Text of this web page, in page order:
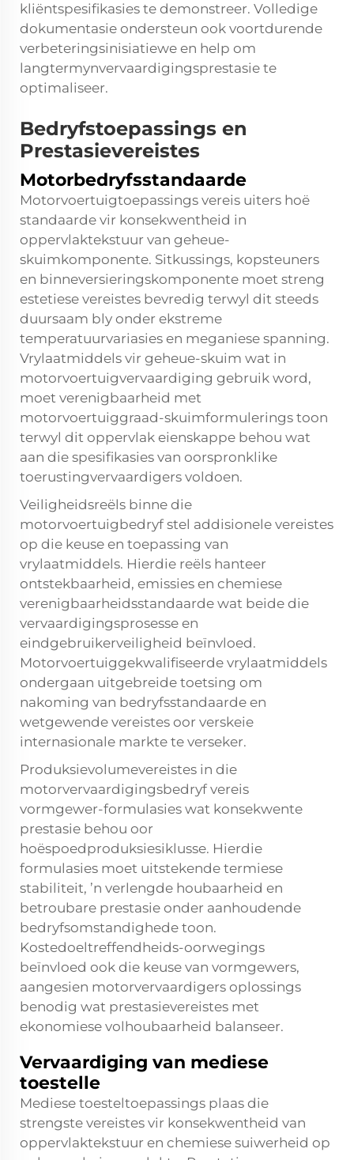
kliëntspesifikasies te demonstreer. Volledige
dokumentasie ondersteun ook voortdurende
verbeteringsinisiatiewe en help om
langtermynvervaardigingsprestasie te
optimaliseer.
Bedryfstoepassings en
Prestasievereistes
Motorbedryfsstandaarde
Motorvoertuigtoepassings vereis uiters hoë
standaarde vir konsekwentheid in
oppervlaktekstuur van geheue-
skuimkomponente. Sitkussings, kopsteuners
en binneversieringskomponente moet streng
estetiese vereistes bevredig terwyl dit steeds
duursaam bly onder ekstreme
temperatuurvariasies en meganiese spanning.
Vrylaatmiddels vir geheue-skuim wat in
motorvoertuigvervaardiging gebruik word,
moet verenigbaarheid met
motorvoertuiggraad-skuimformulerings toon
terwyl dit oppervlak eienskappe behou wat
aan die spesifikasies van oorspronklike
toerustingvervaardigers voldoen.
Veiligheidsreëls binne die
motorvoertuigbedryf stel addisionele vereistes
op die keuse en toepassing van
vrylaatmiddels. Hierdie reëls hanteer
ontstekbaarheid, emissies en chemiese
verenigbaarheidsstandaarde wat beide die
vervaardigingsprosesse en
eindgebruikerveiligheid beïnvloed.
Motorvoertuiggekwalifiseerde vrylaatmiddels
ondergaan uitgebreide toetsing om
nakoming van bedryfsstandaarde en
wetgewende vereistes oor verskeie
internasionale markte te verseker.
Produksievolumevereistes in die
motorvervaardigingsbedryf vereis
vormgewer-formulasies wat konsekwente
prestasie behou oor
hoëspoedproduksiesiklusse. Hierdie
formulasies moet uitstekende termiese
stabiliteit, ’n verlengde houbaarheid en
betroubare prestasie onder aanhoudende
bedryfsomstandighede toon.
Kostedoeltreffendheids-oorwegings
beïnvloed ook die keuse van vormgewers,
aangesien motorvervaardigers oplossings
benodig wat prestasievereistes met
ekonomiese volhoubaarheid balanseer.
Vervaardiging van mediese
toestelle
Mediese toesteltoepassings plaas die
strengste vereistes vir konsekwentheid van
oppervlaktekstuur en chemiese suiwerheid op